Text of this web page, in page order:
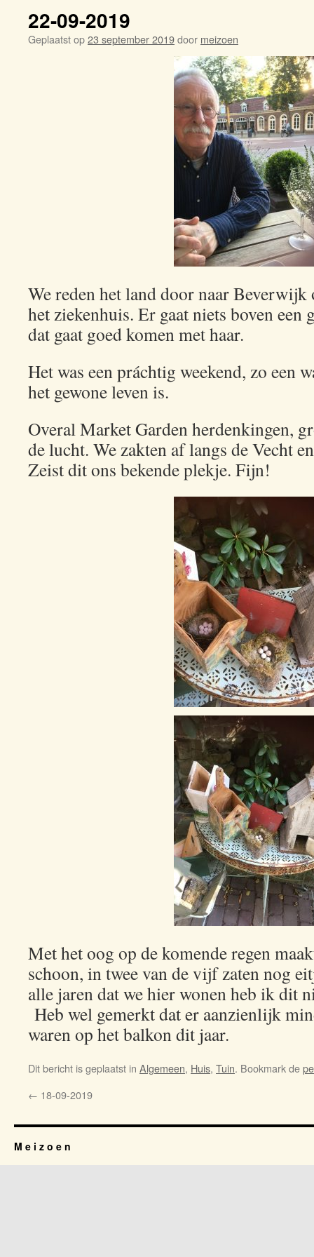
22-09-2019
Geplaatst op23 september 2019door meizoen
We reden het land door naar
het ziekenhuis. Er gaat niets boven
dat gaat goed komen met haar.
Het was een práchtig weekend, zo een
het gewone leven is.
Overal Market Garden herdenkingen,
de lucht. We zakten af langs de Vecht
Zeist dit ons bekende plekje. Fijn!
Met het oog op de komende regen
schoon, in twee van de vijf zaten nog
alle jaren dat we hier wonen heb ik dit
Heb wel gemerkt dat er aanzienlijk
waren op het balkon dit jaar.
Dit bericht is geplaatst in Algemeen, Huis, Tuin. Bookmark de
← 18-09-2019
M e i z o e n